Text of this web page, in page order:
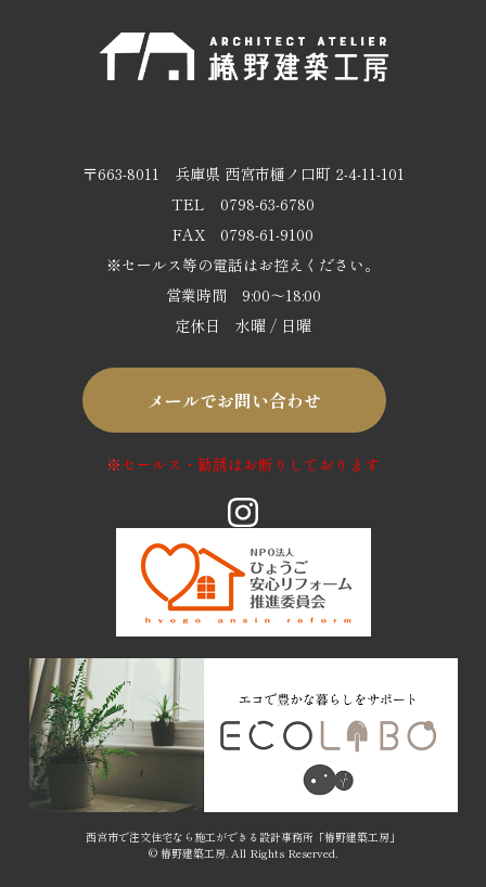
〒663-8011 兵庫県 西宮市樋ノ口町 2-4-11-101
TEL 0798-63-6780
FAX 0798-61-9100
※セールス等の電話はお控えください。
営業時間 9:00～18:00
定休日 水曜 / 日曜
メールでお問い合わせ
※セールス・勧誘はお断りしております
西宮市で注文住宅なら施工ができる設計事務所「椿野建築工房」
© 椿野建築工房. All Rights Reserved.